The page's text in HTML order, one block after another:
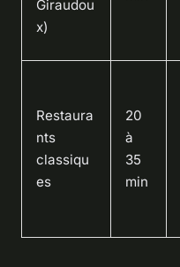
Giraudou
x)
Restaura
nts
classiqu
es
20
à
35
min